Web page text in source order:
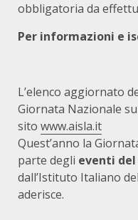
obbligatoria da
Per informazioni e
L’elenco aggiornato
Giornata Nazionale
sito www.aisla.it
Quest’anno la
parte degli eventi
dall’Istituto Italiano
aderisce.